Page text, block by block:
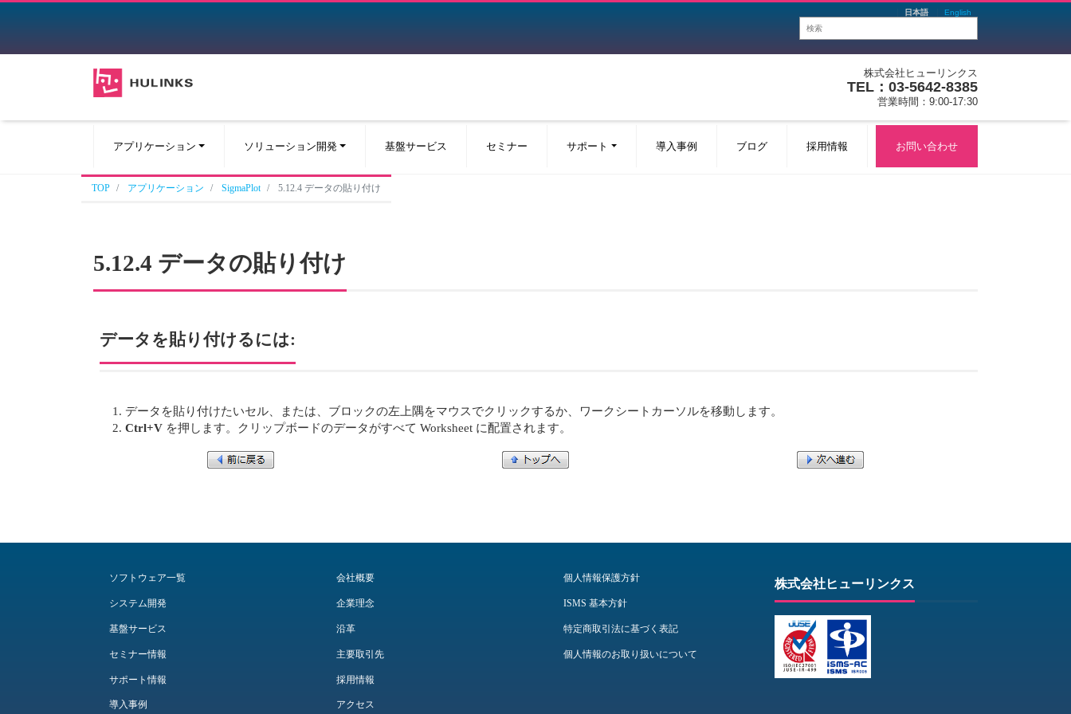
日本語 English
株式会社ヒューリンクス
TEL：03-5642-8385
営業時間：9:00-17:30
アプリケーション ソリューション開発 基盤サービス セミナー サポート 導入事例 ブログ 採用情報 お問い合わせ
TOP アプリケーション SigmaPlot 5.12.4 データの貼り付け
5.12.4 データの貼り付け
データを貼り付けるには:
データを貼り付けたいセル、または、ブロックの左上隅をマウスでクリックするか、ワークシートカーソルを移動します。
Ctrl+V を押します。クリップボードのデータがすべて Worksheet に配置されます。
ソフトウェア一覧
システム開発
基盤サービス
セミナー情報
サポート情報
導入事例
会社概要
企業理念
沿革
主要取引先
採用情報
アクセス
個人情報保護方針
ISMS 基本方針
特定商取引法に基づく表記
個人情報のお取り扱いについて
株式会社ヒューリンクス